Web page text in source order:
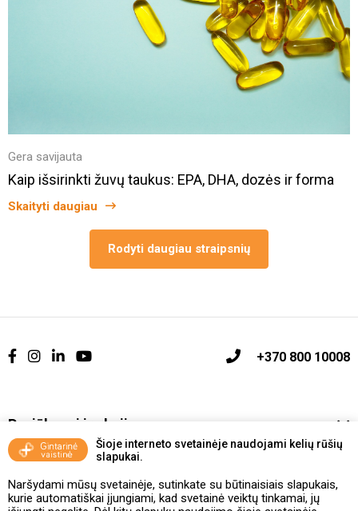
Šioje interneto svetainėje naudojami kelių rūšių
slapukai.
Naršydami mūsų svetainėje, sutinkate su būtinaisiais slapukais,
kurie automatiškai įjungiami, kad svetainė veiktų tinkamai, jų
Gera savijauta
Kaip išsirinkti žuvų taukus: EPA, DHA, dozės ir forma
Skaityti daugiau
Rodyti daugiau straipsnių
+370 800 10008
Pasiūlymai ir akcijos
Vakcinavimo tvarka ir taisyklės
Kontaktai ir Karjera